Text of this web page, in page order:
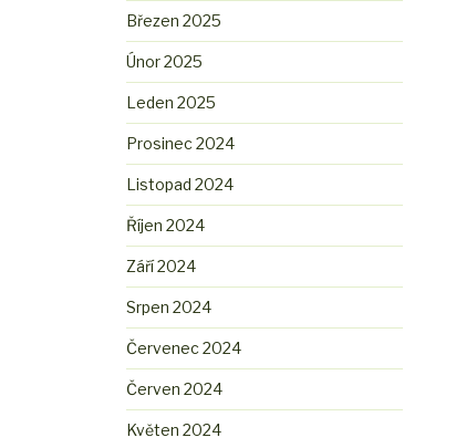
Březen 2025
Únor 2025
Leden 2025
Prosinec 2024
Listopad 2024
Říjen 2024
Září 2024
Srpen 2024
Červenec 2024
Červen 2024
Květen 2024